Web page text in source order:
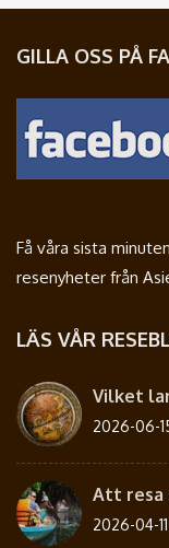
GILLA OSS PÅ
Få våra sista
resenyheter från
LÄS VÅR
Vilket
2026-06-
Att resa
2026-04-11